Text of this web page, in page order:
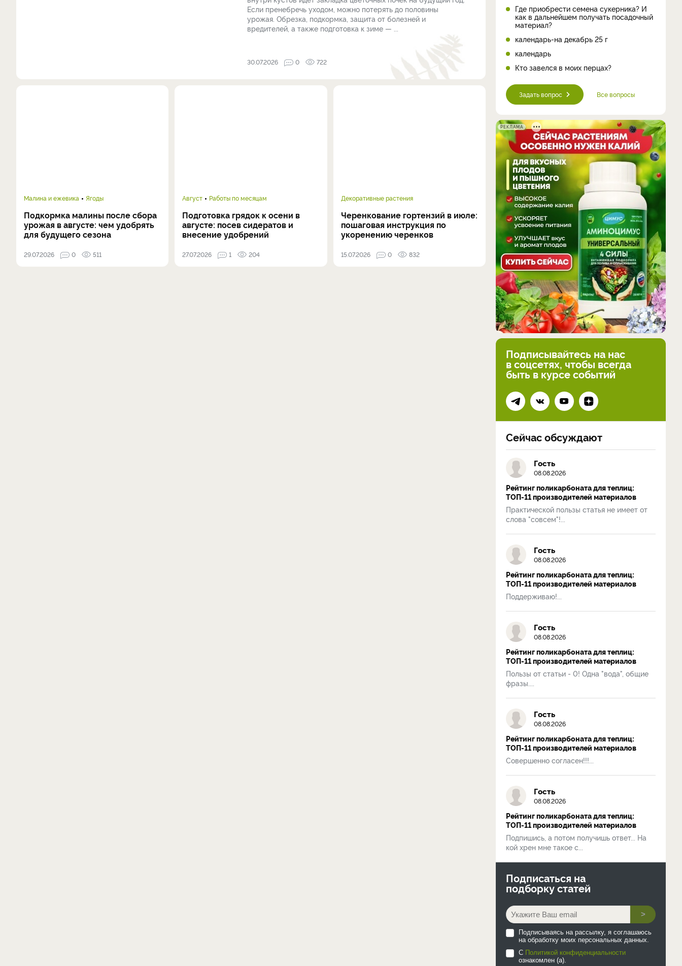
Если пренебречь уходом, можно потерять до половины
урожая. Обрезка, подкормка, защита от болезней и
вредителей, а также подготовка к зиме — ...
30.07.2026 0 722
Малина и ежевика Ягоды
Подкормка малины после сбора
урожая в августе: чем удобрять
для будущего сезона
29.07.2026 0 511
Август Работы по месяцам
Подготовка грядок к осени в
августе: посев сидератов и
внесение удобрений
27.07.2026 1 204
Декоративные растения
Черенкование гортензий в июле:
пошаговая инструкция по
укоренению черенков
15.07.2026 0 832
Где приобрести семена сукерника? И
как в дальнейшем получать посадочный
материал?
календарь-на декабрь 25 г
календарь
Кто завелся в моих перцах?
Задать вопрос Все вопросы
РЕКЛАМА
Подписывайтесь на нас
в соцсетях, чтобы всегда
быть в курсе событий
Сейчас обсуждают
Гость
08.08.2026
Рейтинг поликарбоната для теплиц:
ТОП-11 производителей материалов
Практической пользы статья не имеет от
слова "совсем"!...
Гость
08.08.2026
Рейтинг поликарбоната для теплиц:
ТОП-11 производителей материалов
Поддерживаю!...
Гость
08.08.2026
Рейтинг поликарбоната для теплиц:
ТОП-11 производителей материалов
Пользы от статьи - 0! Одна "вода", общие
фразы....
Гость
08.08.2026
Рейтинг поликарбоната для теплиц:
ТОП-11 производителей материалов
Совершенно согласен!!!...
Гость
08.08.2026
Рейтинг поликарбоната для теплиц:
ТОП-11 производителей материалов
Подпишись, а потом получишь ответ... На
кой хрен мне такое с...
Подписаться на
подборку статей
>
Подписываясь на рассылку, я соглашаюсь
на обработку моих персональных данных.
С Политикой конфиденциальности
ознакомлен (а).